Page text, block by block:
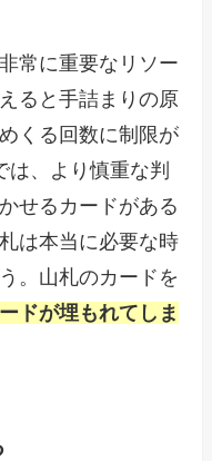
常に重要なリソー
ると手詰まりの原
くる回数に制限が
は、より慎重な判
せるカードがある
は本当に必要な時
。山札のカードを
ドが埋もれてしま